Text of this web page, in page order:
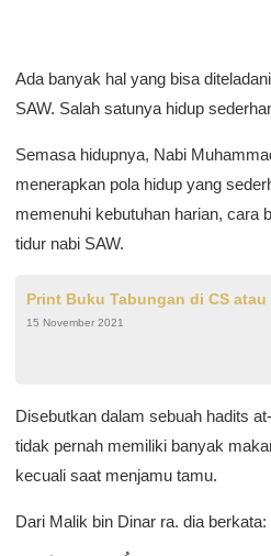
Ada banyak hal yang bisa
SAW. Salah satunya hidup
Semasa hidupnya, Nabi
menerapkan pola hidup yang
memenuhi kebutuhan harian, cara
tidur nabi SAW.
Print Buku Tabungan di CS atau
15 November 2021
Disebutkan dalam sebuah hadits
tidak pernah memiliki banyak
kecuali saat menjamu tamu.
Dari Malik bin Dinar ra. dia berkata: